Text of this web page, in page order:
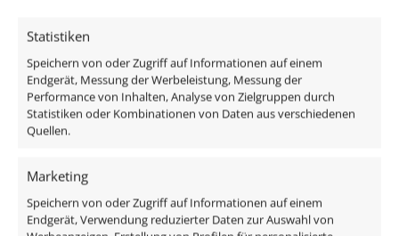
Statistiken
Speichern von oder Zugriff auf Informationen auf einem
Endgerät, Messung der Werbeleistung, Messung der
Performance von Inhalten, Analyse von Zielgruppen durch
Statistiken oder Kombinationen von Daten aus verschiedenen
Quellen.
Marketing
Speichern von oder Zugriff auf Informationen auf einem
Endgerät, Verwendung reduzierter Daten zur Auswahl von
Oder bestelle direkt unsere fertigen Einbauleuchten
Komplett-Sets und spare bares Geld!
Technische Daten
Gesamtmaße
50×60mm